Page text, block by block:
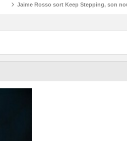
Jaime Rosso sort Keep Stepping, son nouvel EP